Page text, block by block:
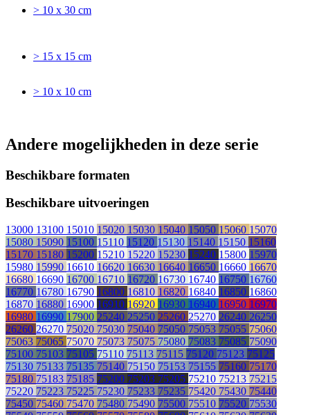
> 10 x 30 cm
> 15 x 15 cm
> 10 x 10 cm
Andere mogelijkheden in deze serie
Beschikbare formaten
Beschikbare uitvoeringen
13000 13100 15010 15020 15030 15040 15050 15060 15070
15080 15090 15100 15110 15120 15130 15140 15150 15160
15170 15180 15200 15210 15220 15230 15240 15800 15970
15980 15990 16610 16620 16630 16640 16650 16660 16670
16680 16690 16700 16710 16720 16730 16740 16750 16760
16770 16780 16790 16800 16810 16820 16840 16850 16860
16870 16880 16900 16910 16920 16930 16940 16950 16970
16980 16990 17900 25240 25250 25260 25270 26240 26250
26260 26270 75020 75030 75040 75050 75053 75055 75060
75063 75065 75070 75073 75075 75080 75083 75085 75090
75100 75103 75105 75110 75113 75115 75120 75123 75125
75130 75133 75135 75140 75150 75153 75155 75160 75170
75180 75183 75185 75200 75203 75205 75210 75213 75215
75220 75223 75225 75230 75233 75235 75420 75430 75440
75450 75460 75470 75480 75490 75500 75510 75520 75530